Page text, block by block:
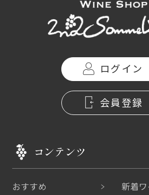
ログイン
会員登録
コンテンツ
おすすめ 新着